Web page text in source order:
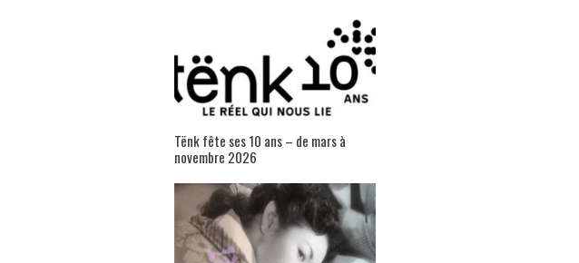
Tënk fête ses 10 ans – de mars à
novembre 2026